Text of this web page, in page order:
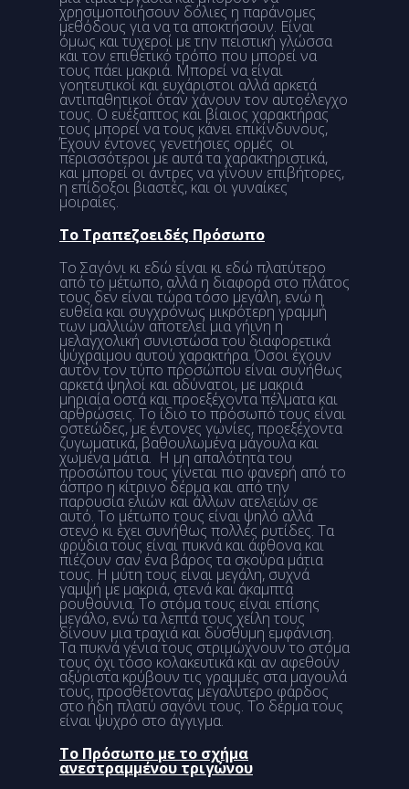
χρησιμοποιήσουν δόλιες η παράνομες
μεθόδους για να τα αποκτήσουν. Είναι
όμως και τυχεροί με την πειστική γλώσσα
και τον επιθετικό τρόπο που μπορεί να
τους πάει μακριά. Μπορεί να είναι
γοητευτικοί και ευχάριστοι αλλά αρκετά
αντιπαθητικοί όταν χάνουν τον αυτοέλεγχο
τους. Ο ευέξαπτος και βίαιος χαρακτήρας
τους μπορεί να τους κάνει επικίνδυνους,
Έχουν έντονες γενετήσιες ορμές οι
περισσότεροι με αυτά τα χαρακτηριστικά,
και μπορεί οι άντρες να γίνουν επιβήτορες,
η επίδοξοι βιαστές, και οι γυναίκες
μοιραίες.
Το Τραπεζοειδές Πρόσωπο
Το Σαγόνι κι εδώ είναι κι εδώ πλατύτερο
από το μέτωπο, αλλά η διαφορά στο πλάτος
τους δεν είναι τώρα τόσο μεγάλη, ενώ η
ευθεία και συγχρόνως μικρότερη γραμμή
των μαλλιών αποτελεί μια γήινη η
μελαγχολική συνιστώσα του διαφορετικά
ψύχραιμου αυτού χαρακτήρα. Όσοι έχουν
αυτόν τον τύπο προσώπου είναι συνήθως
αρκετά ψηλοί και αδύνατοι, με μακριά
μηριαία οστά και προεξέχοντα πέλματα και
αρθρώσεις. Το ίδιο το πρόσωπό τους είναι
οστεώδες, με έντονες γωνίες, προεξέχοντα
ζυγωματικά, βαθουλωμένα μάγουλα και
χωμένα μάτια. Η μη απαλότητα του
προσώπου τους γίνεται πιο φανερή από το
άσπρο η κίτρινο δέρμα και από την
παρουσία ελιών και άλλων ατελειών σε
αυτό. Το μέτωπο τους είναι ψηλό αλλά
στενό κι έχει συνήθως πολλές ρυτίδες. Τα
φρύδια τους είναι πυκνά και άφθονα και
πιέζουν σαν ένα βάρος τα σκούρα μάτια
τους. Η μύτη τους είναι μεγάλη, συχνά
γαμψή με μακριά, στενά και άκαμπτα
ρουθούνια. Το στόμα τους είναι επίσης
μεγάλο, ενώ τα λεπτά τους χείλη τους
δίνουν μια τραχιά και δύσθυμη εμφάνιση.
Τα πυκνά γένια τους στριμώχνουν το στόμα
τους όχι τόσο κολακευτικά και αν αφεθούν
αξύριστα κρύβουν τις γραμμές στα μαγουλά
τους, προσθέτοντας μεγαλύτερο φάρδος
στο ήδη πλατύ σαγόνι τους. Το δέρμα τους
είναι ψυχρό στο άγγιγμα.
Το Πρόσωπο με το σχήμα
ανεστραμμένου τριγώνου